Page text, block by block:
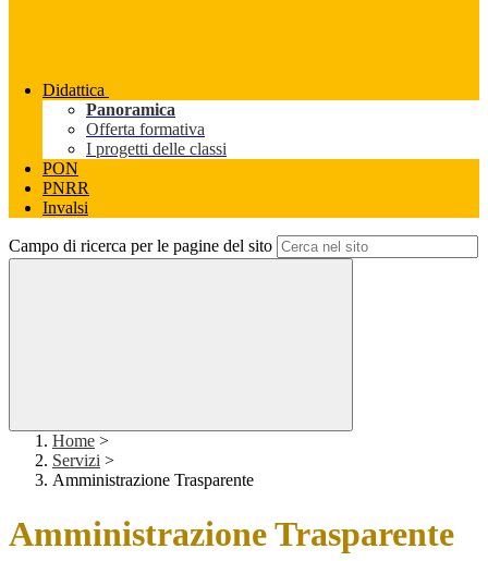
Didattica
Panoramica
Offerta formativa
I progetti delle classi
PON
PNRR
Invalsi
Campo di ricerca per le pagine del sito
Home >
Servizi >
Amministrazione Trasparente
Amministrazione Trasparente